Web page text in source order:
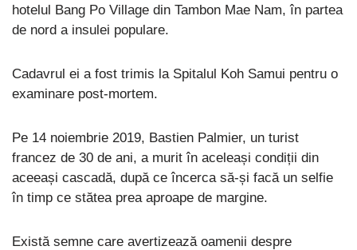
hotelul Bang Po Village din Tambon Mae Nam, în partea
de nord a insulei populare.
Cadavrul ei a fost trimis la Spitalul Koh Samui pentru o
examinare post-mortem.
Pe 14 noiembrie 2019, Bastien Palmier, un turist
francez de 30 de ani, a murit în aceleași condiții din
aceeași cascadă, după ce încerca să-și facă un selfie
în timp ce stătea prea aproape de margine.
Există semne care avertizează oamenii despre